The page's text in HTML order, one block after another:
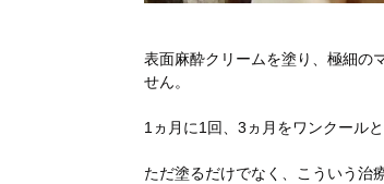
表面麻酔クリームを塗り、極細の
せん。
1ヵ月に1回、3ヵ月をワンクール
ただ塗るだけでなく、こういう治